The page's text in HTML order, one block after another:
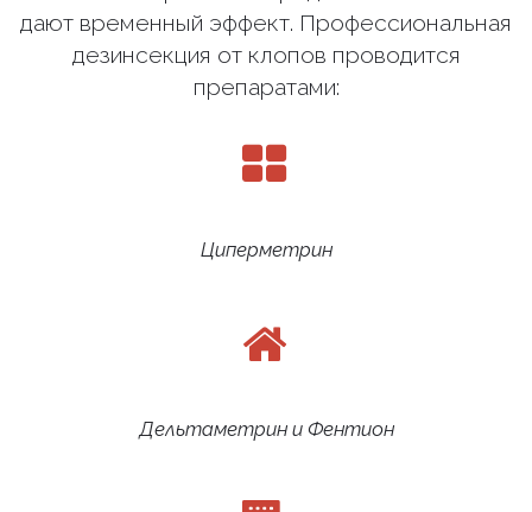
дают временный эффект. Профессиональная
дезинсекция от клопов проводится
препаратами:
Циперметрин
Дельтаметрин и Фентион